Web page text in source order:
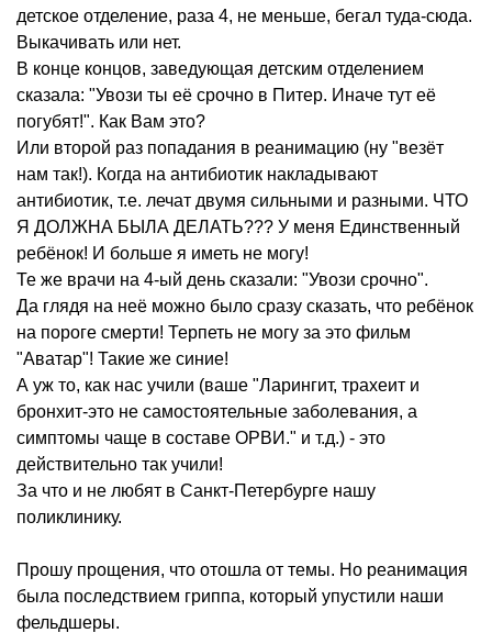
детское отделение, раза 4, не меньше, бегал туда-сюда.
Выкачивать или нет.
В конце концов, заведующая детским отделением
сказала: "Увози ты её срочно в Питер. Иначе тут её
погубят!". Как Вам это?
Или второй раз попадания в реанимацию (ну "везёт
нам так!). Когда на антибиотик накладывают
антибиотик, т.е. лечат двумя сильными и разными. ЧТО
Я ДОЛЖНА БЫЛА ДЕЛАТЬ??? У меня Единственный
ребёнок! И больше я иметь не могу!
Те же врачи на 4-ый день сказали: "Увози срочно".
Да глядя на неё можно было сразу сказать, что ребёнок
на пороге смерти! Терпеть не могу за это фильм
"Аватар"! Такие же синие!
А уж то, как нас учили (ваше "Ларингит, трахеит и
бронхит-это не самостоятельные заболевания, а
симптомы чаще в составе ОРВИ." и т.д.) - это
действительно так учили!
За что и не любят в Санкт-Петербурге нашу
поликлинику.
Прошу прощения, что отошла от темы. Но реанимация
была последствием гриппа, который упустили наши
фельдшеры.